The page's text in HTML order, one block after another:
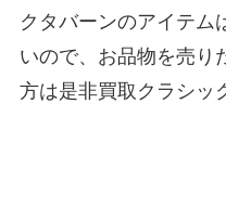
クタバーンのアイテム
いので、お品物を売り
方は是非買取クラシッ